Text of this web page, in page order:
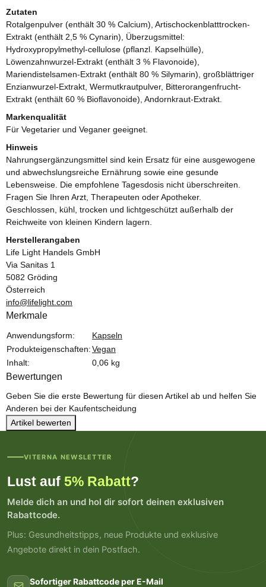
Zutaten
Rotalgenpulver (enthält 30 % Calcium), Artischockenblatttrocken-
Extrakt (enthält 2,5 % Cynarin), Überzugsmittel:
Hydroxypropylmethyl-cellulose (pflanzl. Kapselhülle),
Löwenzahnwurzel-Extrakt (enthält 3 % Flavonoide),
Mariendistelsamen-Extrakt (enthält 80 % Silymarin), großblättriger
Enzianwurzel-Extrakt, Wermutkrautpulver, Bitterorangenfrucht-
Extrakt (enthält 60 % Bioflavonoide), Andornkraut-Extrakt.
Markenqualität
Für Vegetarier und Veganer geeignet.
Hinweis
Nahrungsergänzungsmittel sind kein Ersatz für eine ausgewogene
und abwechslungsreiche Ernährung sowie eine gesunde
Lebensweise. Die empfohlene Tagesdosis nicht überschreiten.
Fragen Sie Ihren Arzt, Therapeuten oder Apotheker.
Geschlossen, kühl, trocken und lichtgeschützt außerhalb der
Reichweite von kleinen Kindern lagern.
Herstellerangaben
Life Light Handels GmbH
Via Sanitas 1
5082 Gröding
Österreich
info@lifelight.com
Merkmale
Produkteigenschaft
Wert
Anwendungsform:
Kapseln
Produkteigenschaften:Vegan
Inhalt:
0,06 kg
Bewertungen
Geben Sie die erste Bewertung für diesen Artikel ab und helfen Sie
Anderen bei der Kaufentscheidung
Artikel bewerten
VITERNA NEWSLETTER
Lust auf 5% Rabatt?
Melde dich an und hol dir sofort deinen exklusiven
Rabattcode.
Plus: Gesundheitstipps, neue Produkte und exklusive
Angebote direkt in dein Postfach.
Sofortiger Rabattcode per E-Mail